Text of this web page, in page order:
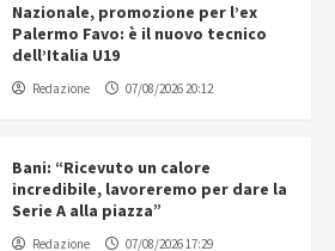
Nazionale, promozione per l’ex
Palermo Favo: è il nuovo tecnico
dell’Italia U19
Redazione 07/08/2026 20:12
Bani: “Ricevuto un calore
incredibile, lavoreremo per dare la
Serie A alla piazza”
Redazione 07/08/2026 17:29